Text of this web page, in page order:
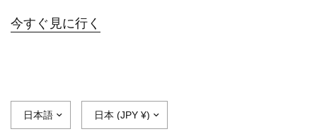
今すぐ見に行く